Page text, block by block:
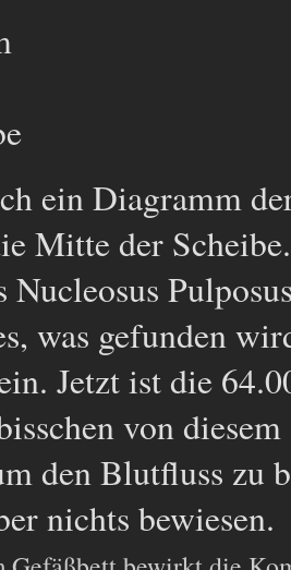
ein Diagramm
Mitte der
Nucleosus
was gefunden
Jetzt ist die
von
den Blutfluss zu
nichts bewiesen.